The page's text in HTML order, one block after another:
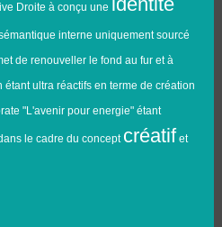
Droite à conçu une
interne uniquement sourcé
de renouveller le fond au fur et à
ultra réactifs en terme de création
"L'avenir pour energie" étant
le cadre du concept créatifet